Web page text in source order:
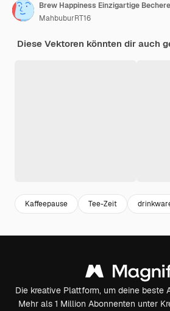
MahbuburRT16
Diese Vektoren könnten dir auch
Kaffeepause Tee-Zeit
Die kreative Plattform, um deine beste
Mehr als 1 Million Abonnenten unter